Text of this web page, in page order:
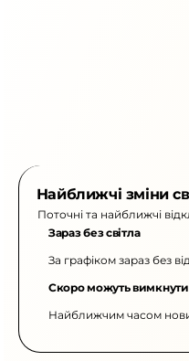
Найближчі зміни
Поточні та найближчі
Зараз без світла
За графіком зараз без
Скоро можуть вимкнути
Найближчим часом